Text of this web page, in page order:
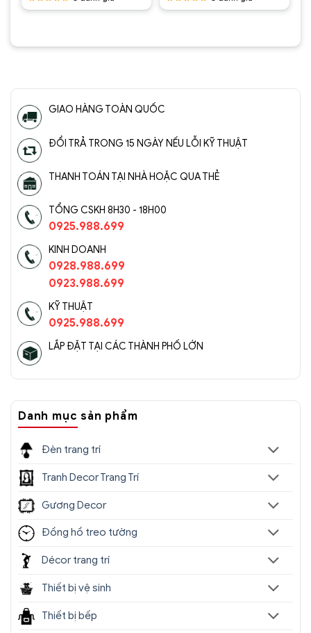
1.500.000 ₫.
Được
Được
1.500.000 ₫.
GIAO HÀNG TOÀN QUỐC
ĐỔI TRẢ TRONG 15 NGÀY NẾU LỖI KỸ THUẬT
THANH TOÁN TẠI NHÀ HOẶC QUA THẺ
TỔNG CSKH 8H30 - 18H00
0925.988.699
KINH DOANH
0928.988.699
0923.988.699
KỸ THUẬT
0925.988.699
LẮP ĐẶT TẠI CÁC THÀNH PHỐ LỚN
Danh mục sản phẩm
Đèn trang trí
Tranh Decor Trang Trí
Gương Decor
Đồng hồ treo tường
Décor trang trí
Thiết bị vệ sinh
Thiết bị bếp